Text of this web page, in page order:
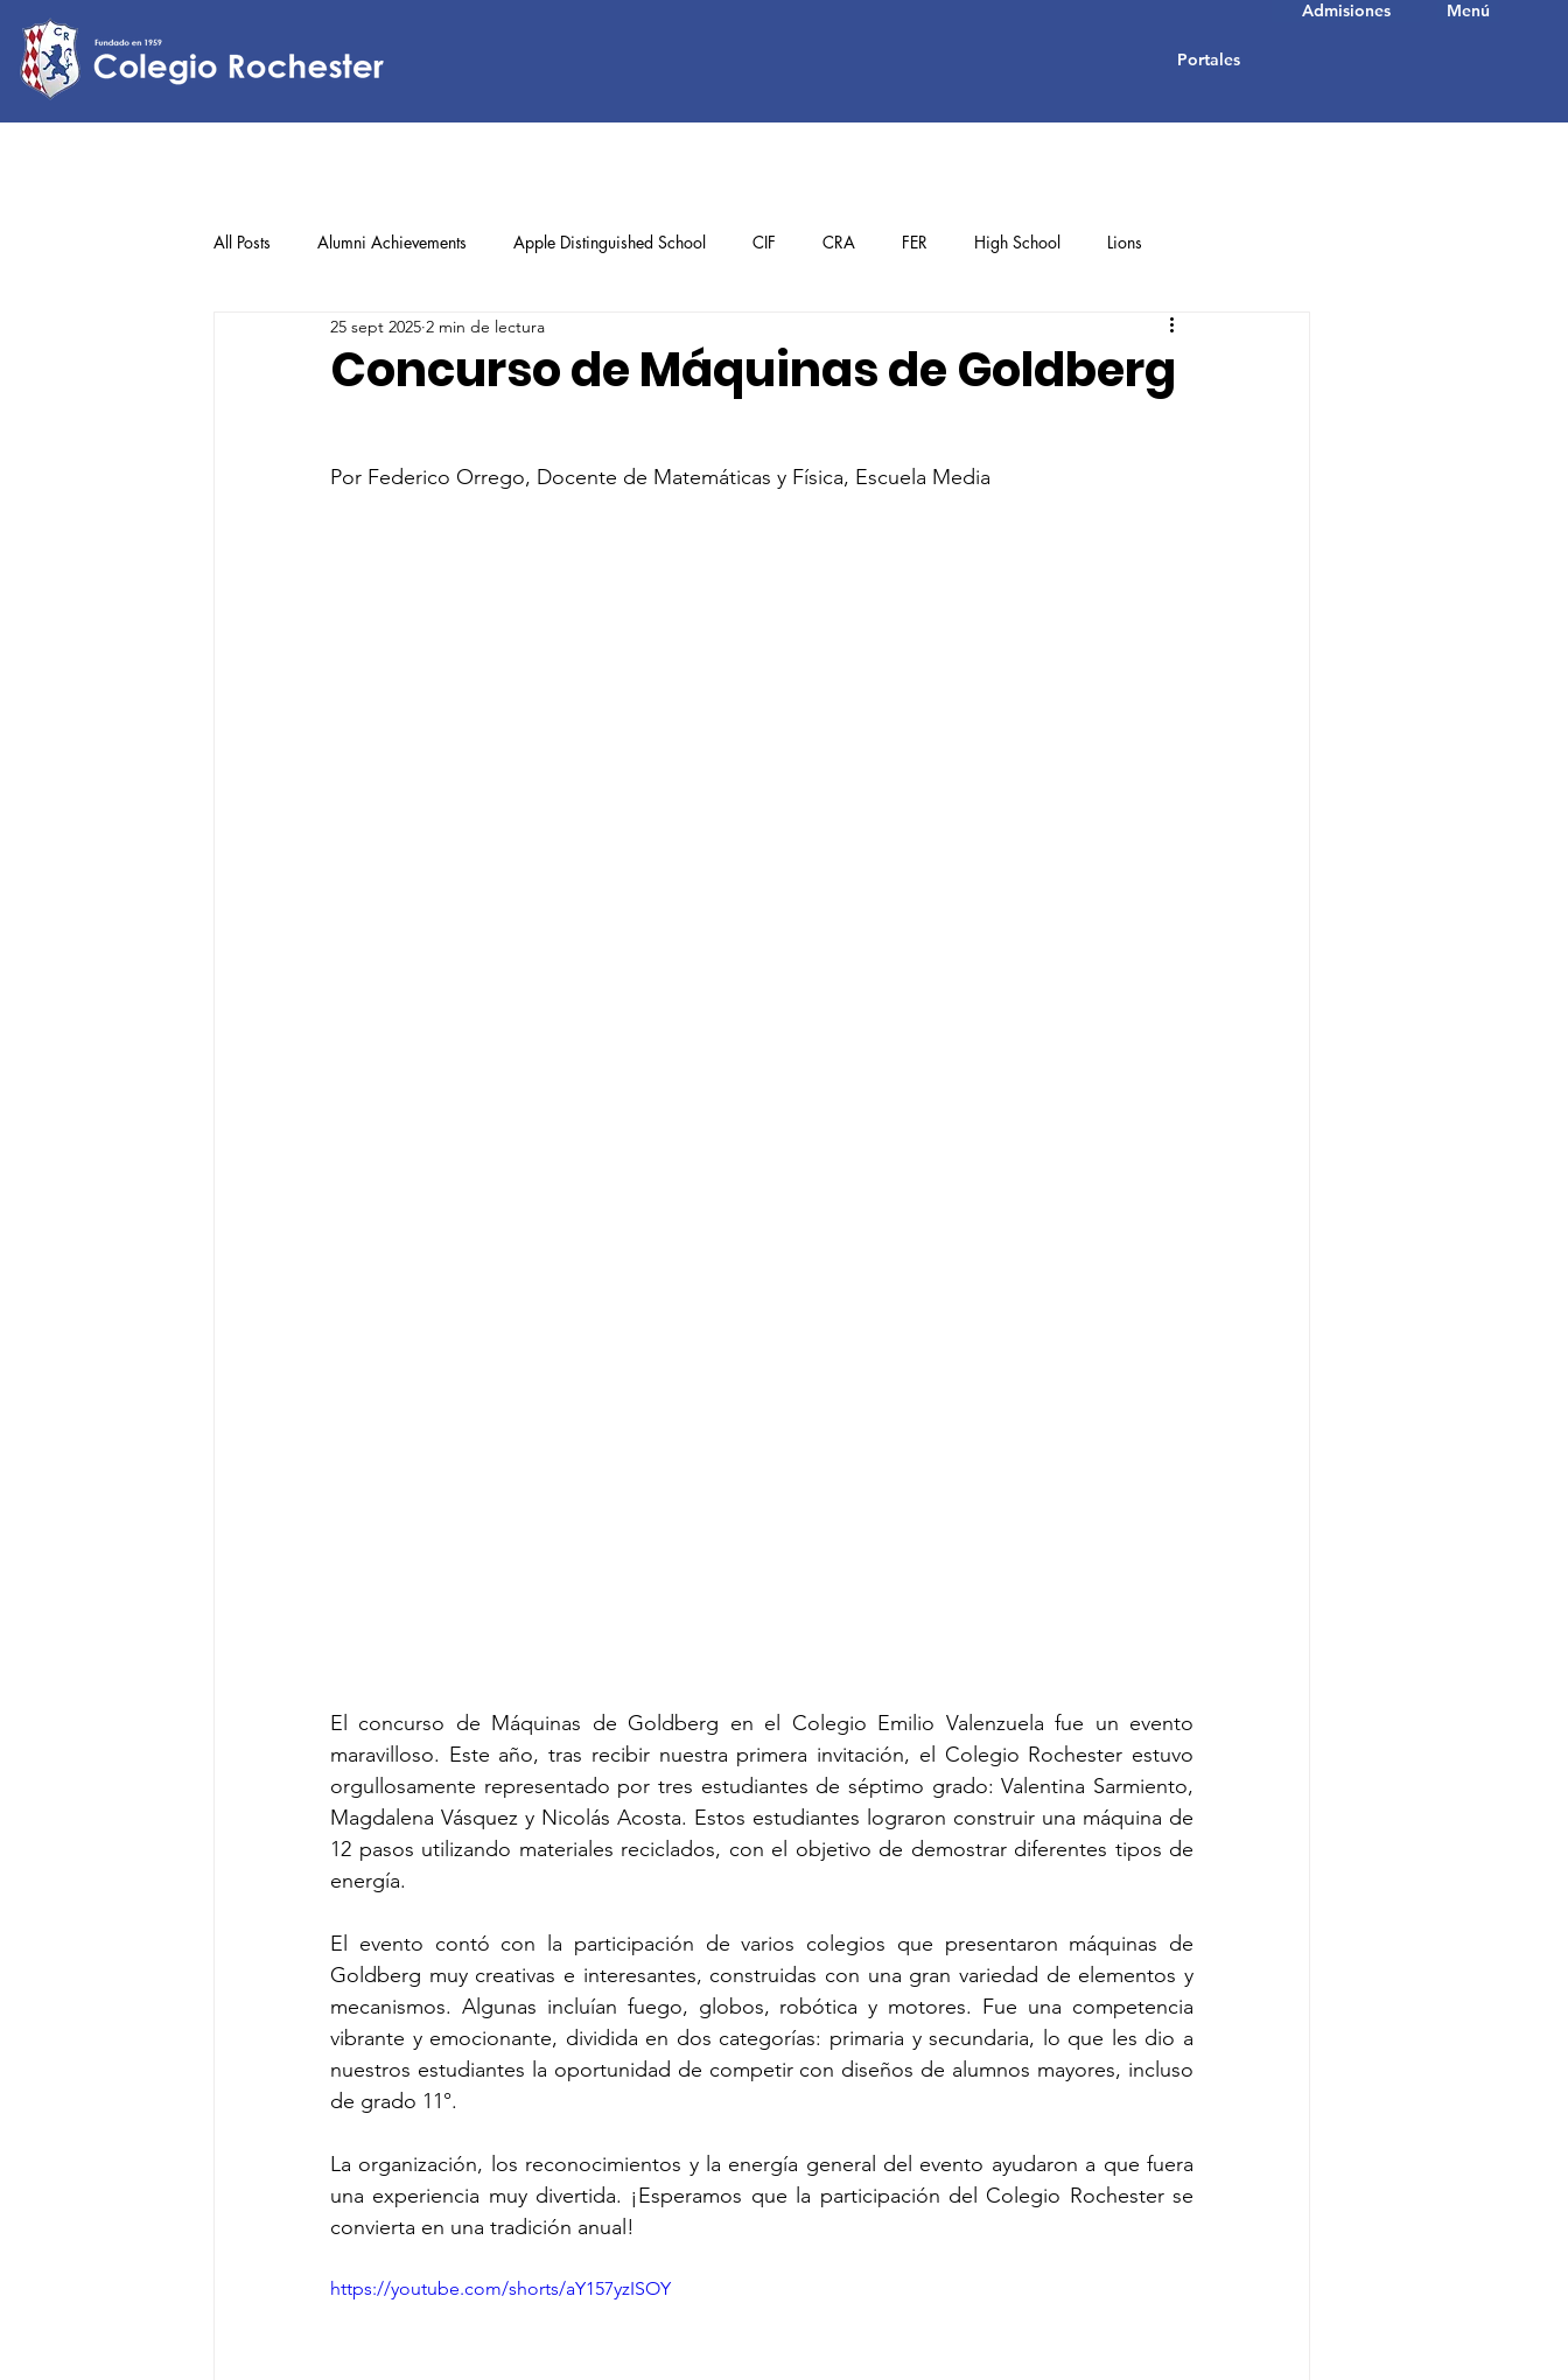
Portales
Menú
Admisiones
All Posts Alumni Achievements Apple Distinguished School CIF CRA FER High School Lions
Lower Elementary Middle School Student Achievements
Concurso de Máquinas de Goldberg
25 sept 2025 2 min de lectura
Por Federico Orrego, Docente de Matemáticas y Física, Escuela Media
El concurso de Máquinas de Goldberg en el Colegio Emilio Valenzuela fue un evento
maravilloso. Este año, tras recibir nuestra primera invitación, el Colegio Rochester estuvo
orgullosamente representado por tres estudiantes de séptimo grado: Valentina Sarmiento,
Magdalena Vásquez y Nicolás Acosta. Estos estudiantes lograron construir una máquina de
12 pasos utilizando materiales reciclados, con el objetivo de demostrar diferentes tipos de
energía.
El evento contó con la participación de varios colegios que presentaron máquinas de
Goldberg muy creativas e interesantes, construidas con una gran variedad de elementos y
mecanismos. Algunas incluían fuego, globos, robótica y motores. Fue una competencia
vibrante y emocionante, dividida en dos categorías: primaria y secundaria, lo que les dio a
nuestros estudiantes la oportunidad de competir con diseños de alumnos mayores, incluso
de grado 11°.
La organización, los reconocimientos y la energía general del evento ayudaron a que fuera
una experiencia muy divertida. ¡Esperamos que la participación del Colegio Rochester se
convierta en una tradición anual!
https://youtube.com/shorts/aY157yzISOY